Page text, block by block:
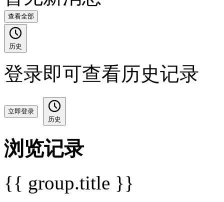
查看全部
历史
登录即可查看历史记录
立即登录
历史
浏览记录
{{ group.title }}